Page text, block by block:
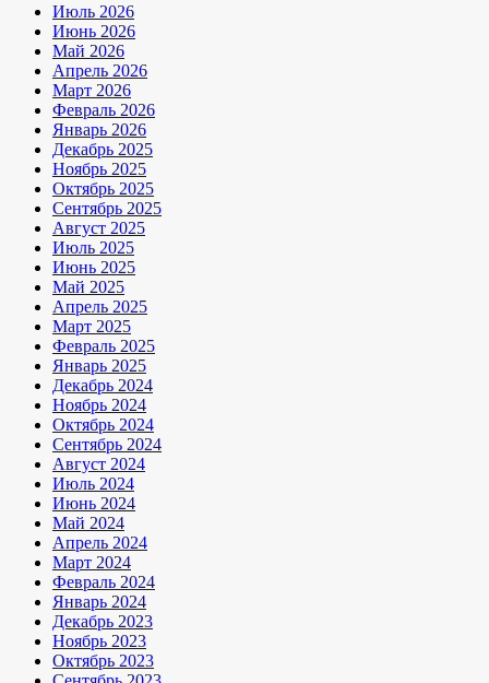
Июль 2026
Июнь 2026
Май 2026
Апрель 2026
Март 2026
Февраль 2026
Январь 2026
Декабрь 2025
Ноябрь 2025
Октябрь 2025
Сентябрь 2025
Август 2025
Июль 2025
Июнь 2025
Май 2025
Апрель 2025
Март 2025
Февраль 2025
Январь 2025
Декабрь 2024
Ноябрь 2024
Октябрь 2024
Сентябрь 2024
Август 2024
Июль 2024
Июнь 2024
Май 2024
Апрель 2024
Март 2024
Февраль 2024
Январь 2024
Декабрь 2023
Ноябрь 2023
Октябрь 2023